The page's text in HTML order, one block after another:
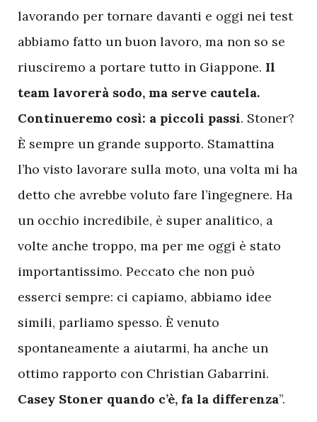
lavorando per tornare davanti e oggi nei test
abbiamo fatto un buon lavoro, ma non so se
riusciremo a portare tutto in Giappone. Il
team lavorerà sodo, ma serve cautela.
Continueremo così: a piccoli passi. Stoner?
È sempre un grande supporto. Stamattina
l’ho visto lavorare sulla moto, una volta mi ha
detto che avrebbe voluto fare l’ingegnere. Ha
un occhio incredibile, è super analitico, a
volte anche troppo, ma per me oggi è stato
importantissimo. Peccato che non può
esserci sempre: ci capiamo, abbiamo idee
simili, parliamo spesso. È venuto
spontaneamente a aiutarmi, ha anche un
ottimo rapporto con Christian Gabarrini.
Casey Stoner quando c’è, fa la differenza”.